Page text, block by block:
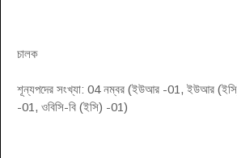
চালক
শূন্যপদের সংখ্যা: 04 নম্বর (ইউআর -01, ইউআর
-01, ওবিসি-বি (ইসি) -01)